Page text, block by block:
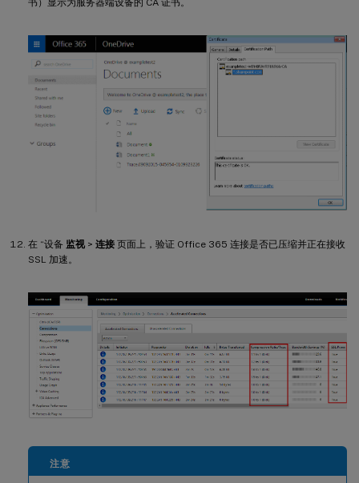
书）显示为服务器端设备的 CA 证书。
在 “设备 监视 > 连接 页面上，验证 Office 365 连接是否已压缩并正在接收
SSL 加速。
注意